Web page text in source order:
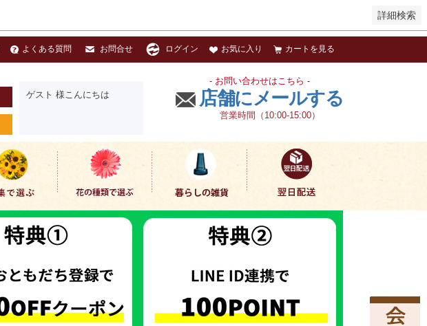
詳細検索
よくある質問 お問合せ ログイン お気に入り カートを見る
ゲスト 様こんにちは
- お問い合わせはこちら -
店舗にメールする
営業時間（10:00-15:00）